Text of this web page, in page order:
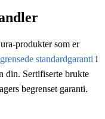
produkter som er
standardgaranti i
din. Sertifiserte brukte
begrenset garanti.